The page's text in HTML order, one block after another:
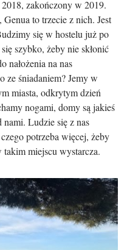
zakończony w 2019.
Genua to trzecie z nich. Jest
się w hostelu już po
szybko, żeby nie skłonić
nałożenia na nas
ze śniadaniem? Jemy w
miasta, odkrytym dzień
nogami, domy są jakieś
nami. Ludzie się z nas
potrzeba więcej, żeby
miejscu wystarcza.